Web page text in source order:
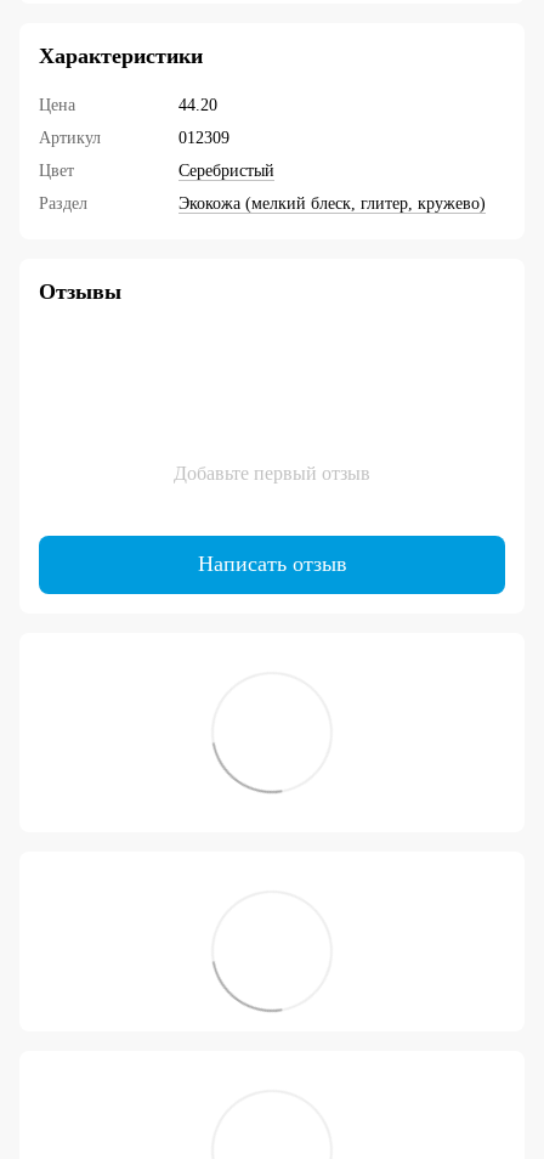
Характеристики
Цена
44.20
Артикул
012309
Цвет
Серебристый
Раздел
Экокожа (мелкий блеск, глитер, кружево)
Отзывы
Добавьте первый отзыв
Написать отзыв